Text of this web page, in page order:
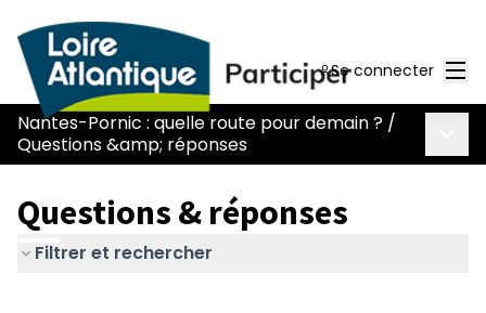
Se connecter
Nantes-Pornic : quelle route pour demain ? /
Questions &amp; réponses
Questions & réponses
Filtrer et rechercher